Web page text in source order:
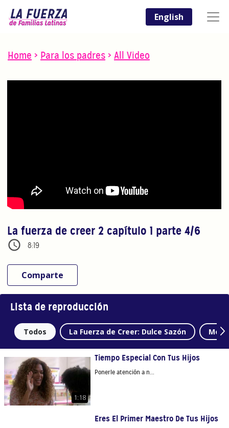
English
Home > Para los padres > All Video
La fuerza de creer 2 capítulo 1 parte 4/6
8:19
Comparte
Lista de reproducción
Todos La Fuerza de Creer: Dulce Sazón
1:18
Tiempo Especial Con Tus Hijos
Ponerle atención a n...
Eres El Primer Maestro De Tus Hijos